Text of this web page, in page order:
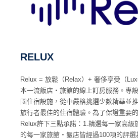
RELUX
Relux = 放鬆（Relax）+ 奢侈享受（
本一流飯店・旅館的線上訂房服務。專
國住宿設施，從中嚴格挑選少數精華並
旅行者最佳的住宿體驗。為了保證重要
Relux許下三點承諾：1.精選每一家高級
的每一家旅館・飯店皆經過100項的評